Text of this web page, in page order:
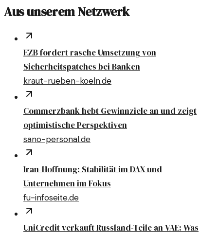
Aus unserem Netzwerk
EZB fordert rasche Umsetzung von
Sicherheitspatches bei Banken
kraut-rueben-koeln.de
Commerzbank hebt Gewinnziele an und zeigt
optimistische Perspektiven
sano-personal.de
Iran-Hoffnung: Stabilität im DAX und
Unternehmen im Fokus
fu-infoseite.de
UniCredit verkauft Russland-Teile an VAE: Was